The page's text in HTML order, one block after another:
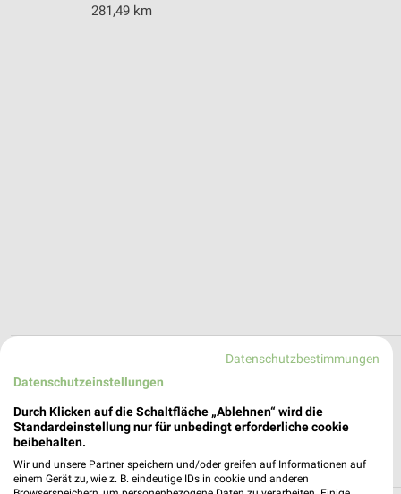
281,49 km
Alle Filialen, Adressen und Öffnungszeiten
von Decathlon in und um Cuxhaven
Filialen und Öffnungszeiten von Decathlon in der Umgebung von
Cuxhaven sortiert nach Entfernung. Der schnellste Weg zu
Deiner Lieblingsfiliale von Decathlon.
Datenschutzbestimmungen
Datenschutzeinstellungen
Durch Klicken auf die Schaltfläche „Ablehnen“ wird die
Standardeinstellung nur für unbedingt erforderliche cookie
beibehalten.
Wir und unsere Partner speichern und/oder greifen auf Informationen auf
einem Gerät zu, wie z. B. eindeutige IDs in cookie und anderen